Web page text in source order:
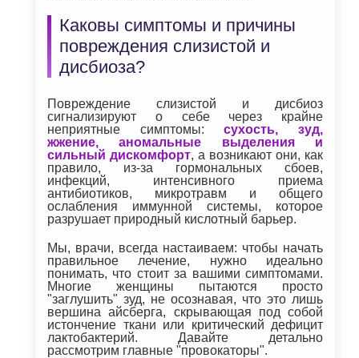
Каковы симптомы и причины
повреждения слизистой и
дисбиоза?
Повреждение слизистой и дисбиоз
сигнализируют о себе через крайне
неприятные симптомы:сухость, зуд,
жжение, аномальные выделения и
сильный дискомфорт, а возникают они, как
правило, из-за гормональных сбоев,
инфекций, интенсивного приема
антибиотиков, микротравм и общего
ослабления иммунной системы, которое
разрушает природный кислотный барьер.
Мы, врачи, всегда настаиваем: чтобы начать
правильное лечение, нужно идеально
понимать, что стоит за вашими симптомами.
Многие женщины пытаются просто
"заглушить" зуд, не осознавая, что это лишь
вершина айсберга, скрывающая под собой
истончение ткани или критический дефицит
лактобактерий. Давайте детально
рассмотрим главные "провокаторы".